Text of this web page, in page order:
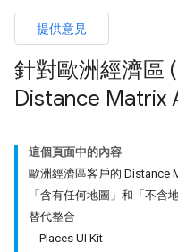
提供意見
針對歐洲經濟區
Distance Matrix
這個頁面中的內容
歐洲經濟區客戶的 Distance
「含有任何地圖」和「不含
替代整合
Places UI Kit